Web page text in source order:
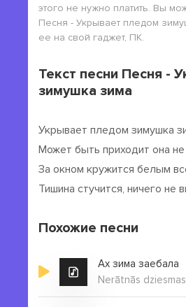
этого не нужно платить. Вы
Песня - Укрывает пледом
ее на свой гаджет, ПК.
Текст песни Песня -
зимушка зима
Укрывает пледом зимушка
Может быть приходит она
За окном кружится белым
Тишина стучится, ничего не
Похожие песни
Ах зима заебала
Nerātnās